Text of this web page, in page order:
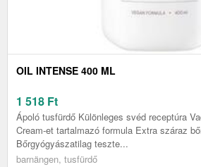
OIL INTENSE 400 ML
1 518 Ft
Ápoló tusfürdő Különleges svéd receptúra
Cream-et tartalmazó formula Extra száraz
Bőrgyógyászatilag teszte...
barnängen, tusfürdő